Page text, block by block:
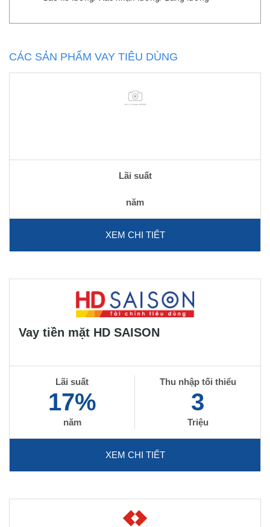
CÁC SẢN PHẨM VAY TIÊU DÙNG
Lãi suất
năm
XEM CHI TIẾT
Vay tiền mặt HD SAISON
Lãi suất
17%
năm
Thu nhập tối thiểu
3
Triệu
XEM CHI TIẾT